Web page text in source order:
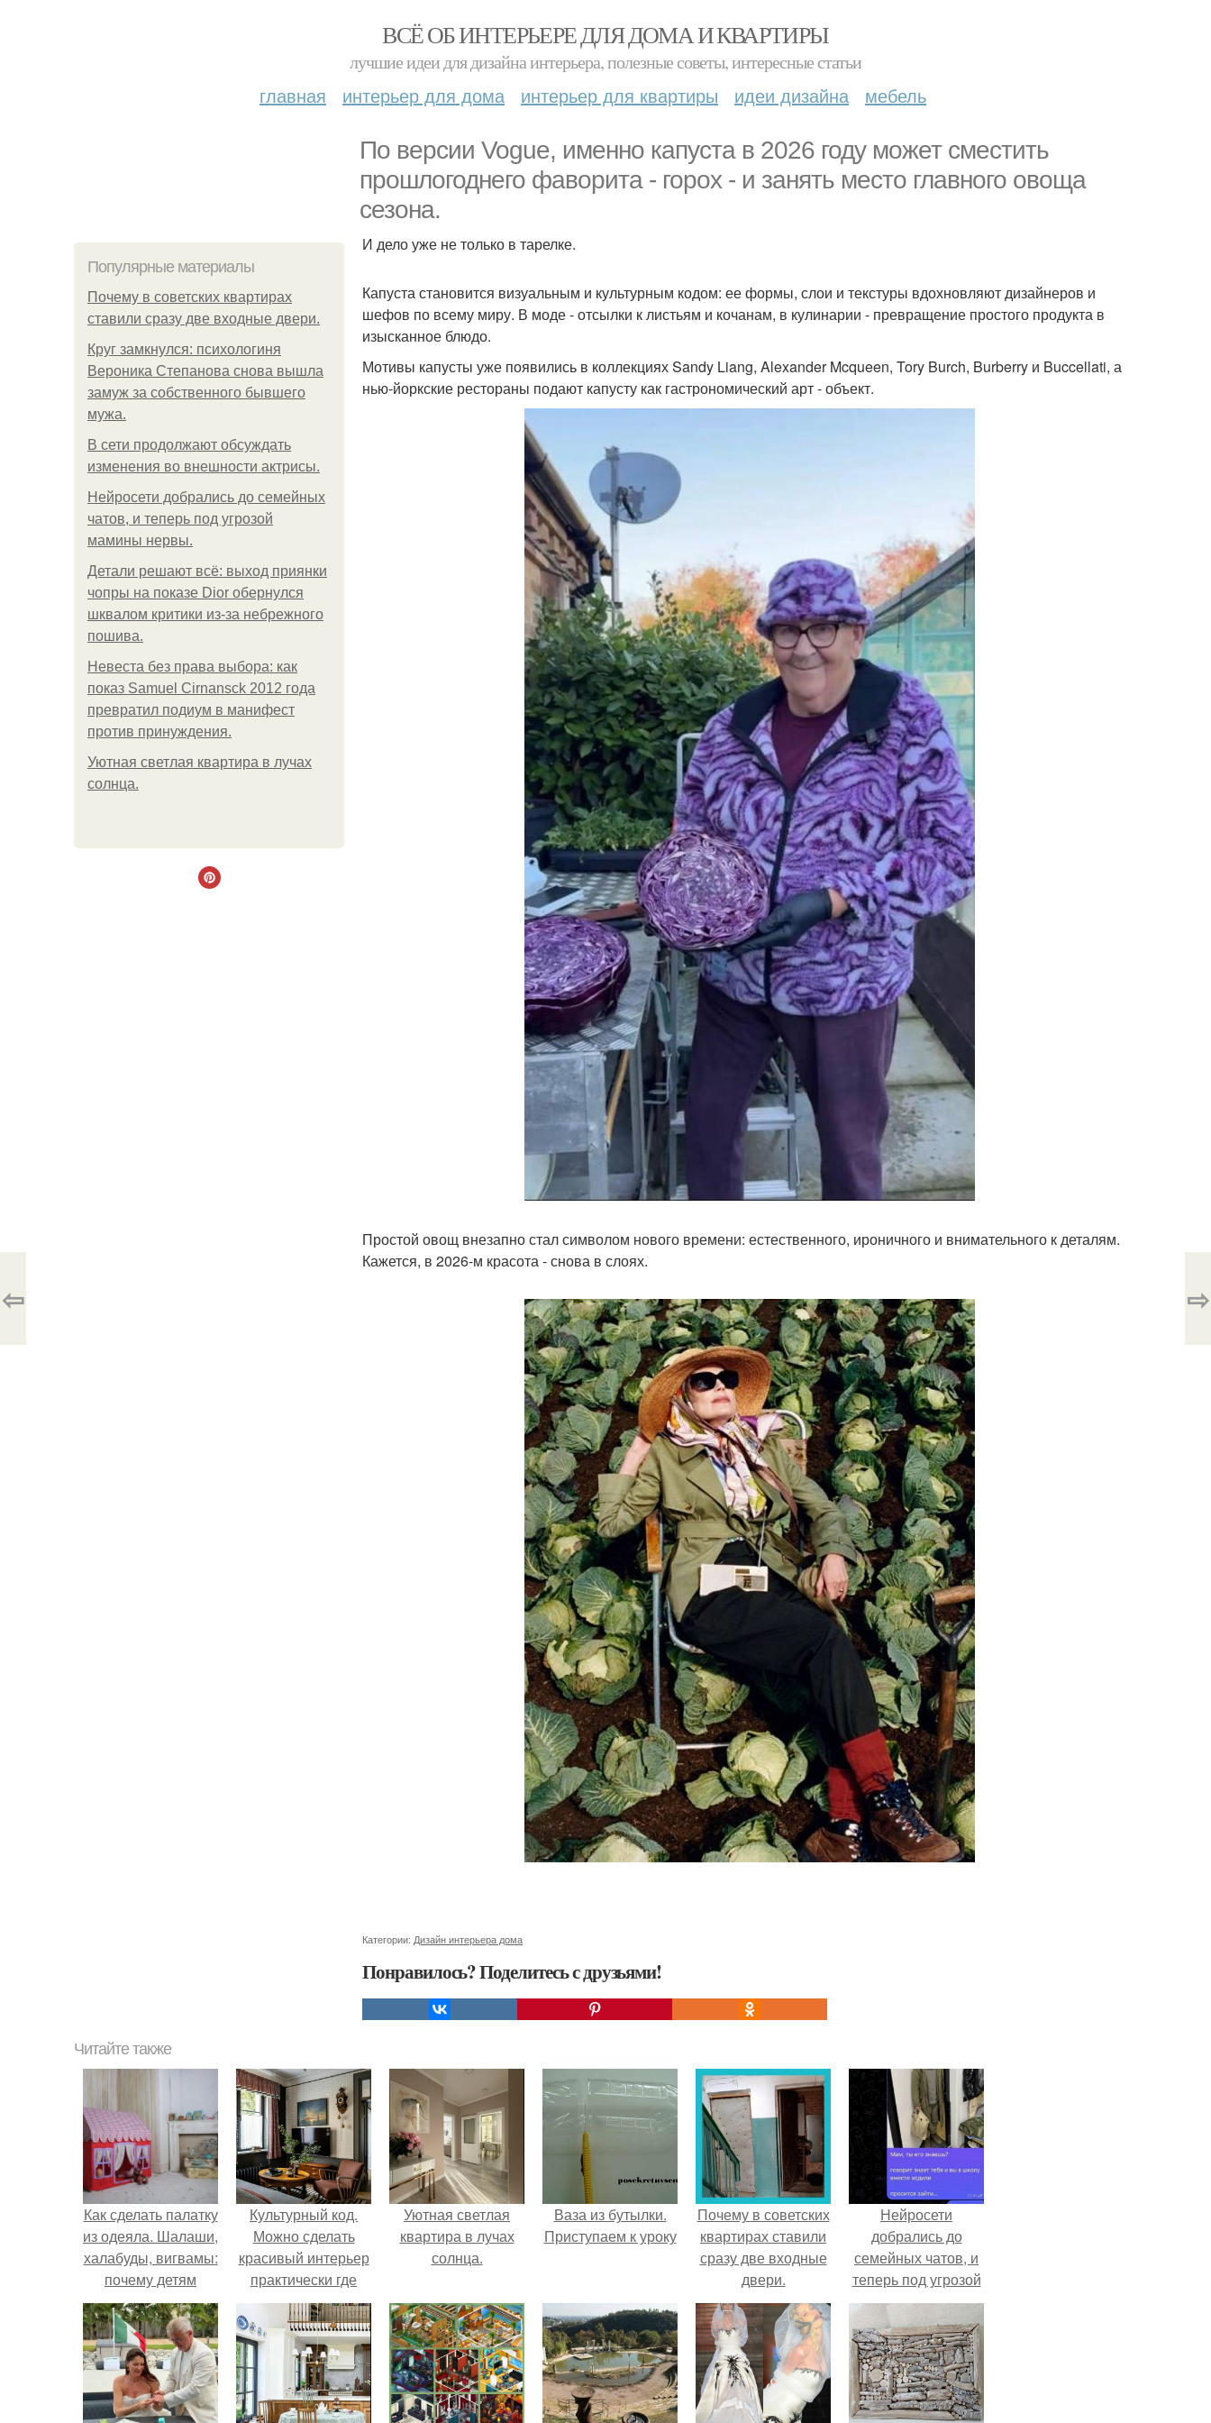
ВСЁ ОБ ИНТЕРЬЕРЕ ДЛЯ ДОМА И КВАРТИРЫ
лучшие идеи для дизайна интерьера, полезные советы, интересные статьи
главная интерьер для дома интерьер для квартиры идеи дизайна мебель
По версии Vogue, именно капуста в 2026 году может сместить
прошлогоднего фаворита - горох - и занять место главного овоща
сезона.
Популярные материалы
Почему в советских квартирах
ставили сразу две входные двери.
Круг замкнулся: психологиня
Вероника Степанова снова вышла
замуж за собственного бывшего
мужа.
В сети продолжают обсуждать
изменения во внешности актрисы.
Нейросети добрались до семейных
чатов, и теперь под угрозой
мамины нервы.
Детали решают всё: выход приянки
чопры на показе Dior обернулся
шквалом критики из-за небрежного
пошива.
Невеста без права выбора: как
показ Samuel Cirnansck 2012 года
превратил подиум в манифест
против принуждения.
Уютная светлая квартира в лучах
солнца.
И дело уже не только в тарелке.
Капуста становится визуальным и культурным кодом: ее формы, слои и текстуры вдохновляют дизайнеров и
шефов по всему миру. В моде - отсылки к листьям и кочанам, в кулинарии - превращение простого продукта в
изысканное блюдо.
Мотивы капусты уже появились в коллекциях Sandy Liang, Alexander Mcqueen, Tory Burch, Burberry и Buccellati, а
нью-йоркские рестораны подают капусту как гастрономический арт - объект.
Простой овощ внезапно стал символом нового времени: естественного, ироничного и внимательного к деталям.
Кажется, в 2026-м красота - снова в слоях.
Категории: Дизайн интерьера дома
Понравилось? Поделитесь с друзьями!
⇦ ⇨
Читайте также
Как сделать палатку
из одеяла. Шалаши,
халабуды, вигвамы:
почему детям
полезно строить
домики
Культурный код.
Можно сделать
красивый интерьер
практически где
угодно.
Уютная светлая
квартира в лучах
солнца.
Ваза из бутылки.
Приступаем к уроку
Почему в советских
квартирах ставили
сразу две входные
двери.
Нейросети
добрались до
семейных чатов, и
теперь под угрозой
мамины нервы.